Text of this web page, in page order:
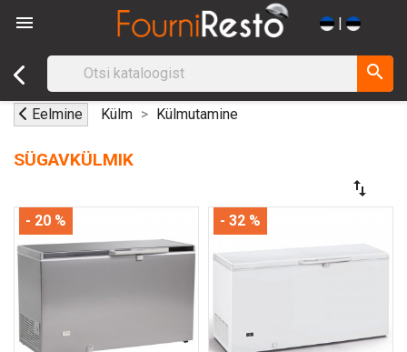
 |
search
Eelmine Külm Külmutamine
SÜGAVKÜLMIK
swap_vert
- 20 % - 32 %